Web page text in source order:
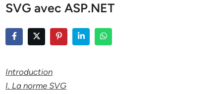
SVG avec ASP.NET
Introduction
I. La norme SVG